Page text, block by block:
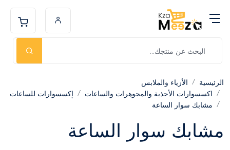
الرئيسية
الأزياء والملابس
اكسسوارات الأحذية والمجوهرات والساعات
إكسسوارات للساعات
مشابك سوار الساعة
مشابك سوار الساعة